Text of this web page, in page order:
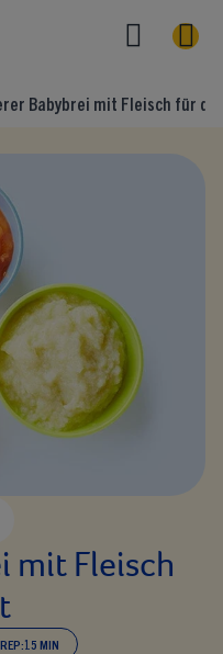
Babybrei mit Fleisch für
mit Fleisch
15 MIN